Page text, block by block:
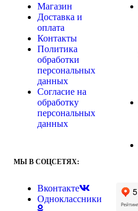
Магазин
Доставка и
оплата
Контакты
Политика
обработки
персональных
данных
Согласие на
обработку
персональных
данных
МЫ В СОЦСЕТЯХ:
Вконтакте
Одноклассники